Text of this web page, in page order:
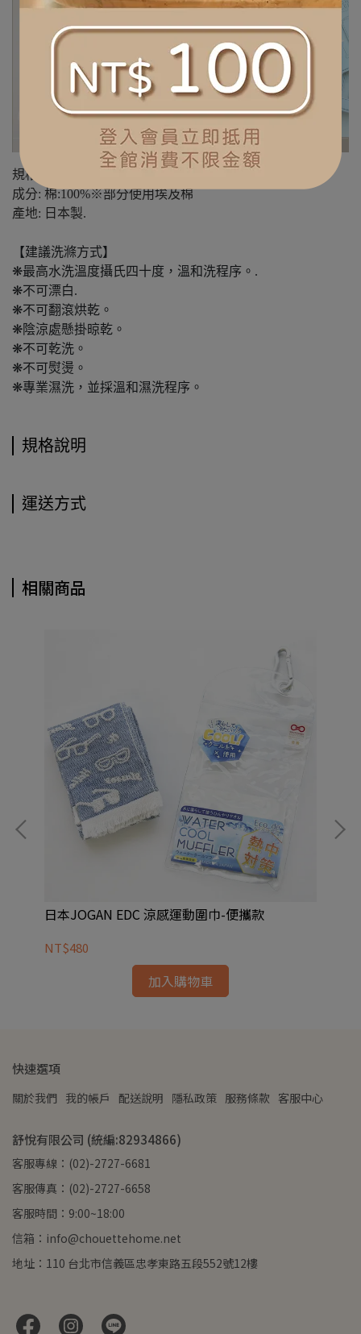
規格
成分: 棉:100%※部分使用埃及棉
產地: 日本製.
【建議洗滌方式】
❋最高水洗溫度攝氏四十度，溫和洗程序。.
❋不可漂白.
❋不可翻滾烘乾。
❋陰涼處懸掛晾乾。
❋不可乾洗。
❋不可熨燙。
❋專業濕洗，並採溫和濕洗程序。
規格說明
運送方式
相關商品
日本JOGAN EDC 涼感運動圍巾-便攜款
NT$480
加入購物車
快速選項
關於我們 我的帳戶 配送說明 隱私政策 服務條款 客服中心
舒悅有限公司 (統編:82934866)
客服專線：(02)-2727-6681
客服傳真：(02)-2727-6658
客服時間：9:00~18:00
信箱：info@chouettehome.net
地址：110 台北市信義區忠孝東路五段552號12樓